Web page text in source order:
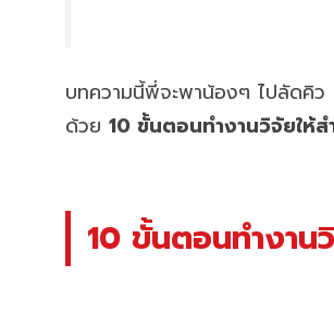
บทความนี้พี่จะพาน้องๆ ไปลัดคิว
ด้วย 10 ขั้นตอนทำงานวิจัยให้ส
10 ขั้นตอนทำงาน